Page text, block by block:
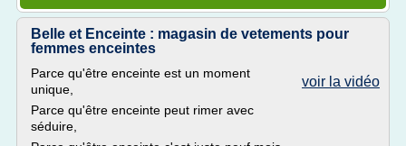
Belle et Enceinte : magasin de vetements pour
femmes enceintes
voir la vidéo
Parce qu'être enceinte est un moment
unique,
Parce qu'être enceinte peut rimer avec
séduire,